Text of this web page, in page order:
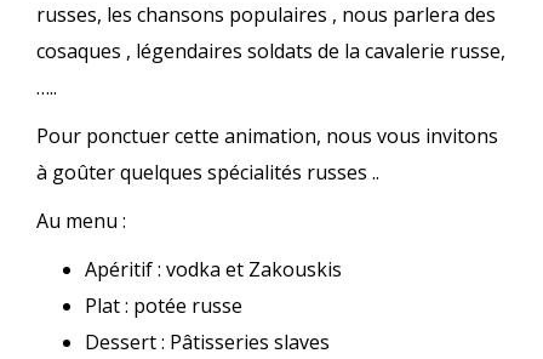
russes, les chansons populaires , nous parlera des
cosaques , légendaires soldats de la cavalerie russe,
…..
Pour ponctuer cette animation, nous vous invitons
à goûter quelques spécialités russes ..
Au menu :
Apéritif : vodka et Zakouskis
Plat : potée russe
Dessert : Pâtisseries slaves